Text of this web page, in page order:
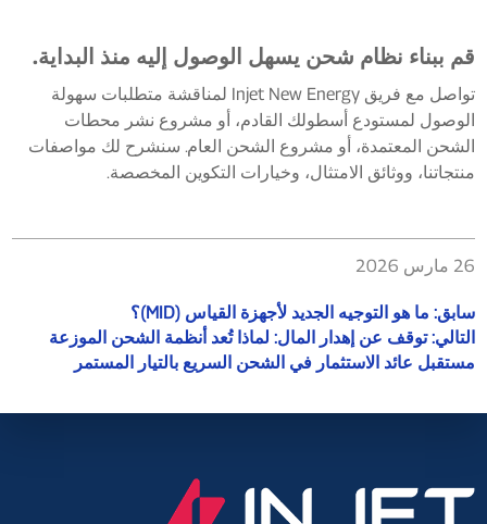
قم ببناء نظام شحن يسهل الوصول إليه منذ البداية.
تواصل مع فريق Injet New Energy لمناقشة متطلبات سهولة
الوصول لمستودع أسطولك القادم، أو مشروع نشر محطات
الشحن المعتمدة، أو مشروع الشحن العام. سنشرح لك مواصفات
منتجاتنا، ووثائق الامتثال، وخيارات التكوين المخصصة.
26 مارس 2026
سابق: ما هو التوجيه الجديد لأجهزة القياس (MID)؟
التالي: توقف عن إهدار المال: لماذا تُعد أنظمة الشحن الموزعة
مستقبل عائد الاستثمار في الشحن السريع بالتيار المستمر